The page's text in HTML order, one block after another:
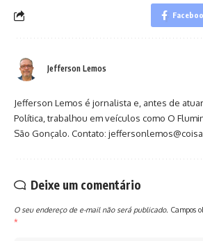
Jefferson Lemos
Jefferson Lemos é jornalista e, antes de
Política, trabalhou em veículos como O
São Gonçalo. Contato:
Deixe um comentário
O seu endereço de e-mail não será publicado. Campos
*